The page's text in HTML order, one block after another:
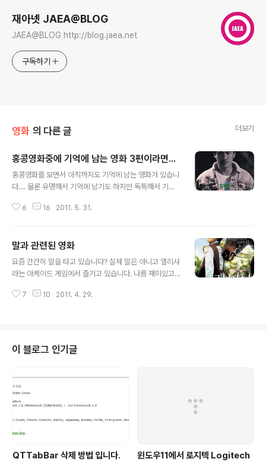
재아넷 JAEA@BLOG
JAEA@BLOG http://blog.jaea.net
구독하기
영화 의 다른 글 더보기
홍콩영화중에 기억에 남는 영화 3편이라면...
홍콩영화를 보면서 아직까지도 기억에 남는 영화가 있습니
다.... 물론 유명해서 기억에 남기도 하지만 독특해서 기억
영화는 무협?? 밖에 기억이 잘 안나죠!! 그도 그럴것이 대부
있습니다. 저에게 있어서는 아래의 영화들이네요! ▶ 옥보
단 사실 이 영화를 기억하는거 자체가 부끄럽기도 하지만
저에게 워낙 충격이어서 아직도 기억이 납니다. 뭐 말하기
배경 자체가 신선하고 놀라웠기에 기억을 안할수 없는 영
6 16 2011. 5. 31.
말과 관련된 영화
요즘 간간히 말을 타고 있습니다? 실제 말은 아니고 앨리샤
라는 아케이드 게임에서 즐기고 있습니다. 나름 재미있고
더가 한참 유행을 할때... 그때 스피드전을 참 재미있게 했
아 있는듯한 느낌을 받는 영화입니다. 말과 인간 사이의 교
감을 느낄수 있는 영화입니다. 언제나 이런영화는 정말 힘
복속에서 이뤄내는 감동과 쾌감 대리만족을 느낄수 있는
영화라 좋아 합니다 특히 실화를 바탕으로 하는 이유가 감
동이 2배로 얻을수 있는 느낌 말입니..
7 10 2011. 4. 29.
이 블로그 인기글
QTTabBar 삭제 방법 입니다.
윈도우11에서 로지텍 Logitech